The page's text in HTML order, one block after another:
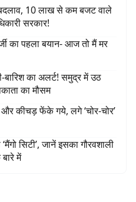
बदलाव, 10 लाख से कम बजट वाले
सरकार!
का पहला बयान- आज तो मैं मर
का अलर्ट! समुद्र में उठ
का मौसम
और कीचड़ फेंके गये, लगे ‘चोर-चोर’
सिटी’, जानें इसका गौरवशाली
में